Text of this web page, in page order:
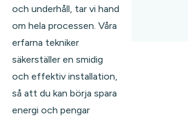
och underhåll, tar vi hand
om hela processen. Våra
erfarna tekniker
säkerställer en smidig
och effektiv installation,
så att du kan börja spara
energi och pengar